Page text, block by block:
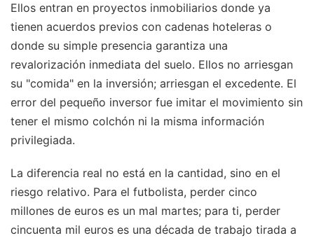
Ellos entran en proyectos inmobiliarios donde ya
tienen acuerdos previos con cadenas hoteleras o
donde su simple presencia garantiza una
revalorización inmediata del suelo. Ellos no arriesgan
su "comida" en la inversión; arriesgan el excedente. El
error del pequeño inversor fue imitar el movimiento sin
tener el mismo colchón ni la misma información
privilegiada.
La diferencia real no está en la cantidad, sino en el
riesgo relativo. Para el futbolista, perder cinco
millones de euros es un mal martes; para ti, perder
cincuenta mil euros es una década de trabajo tirada a